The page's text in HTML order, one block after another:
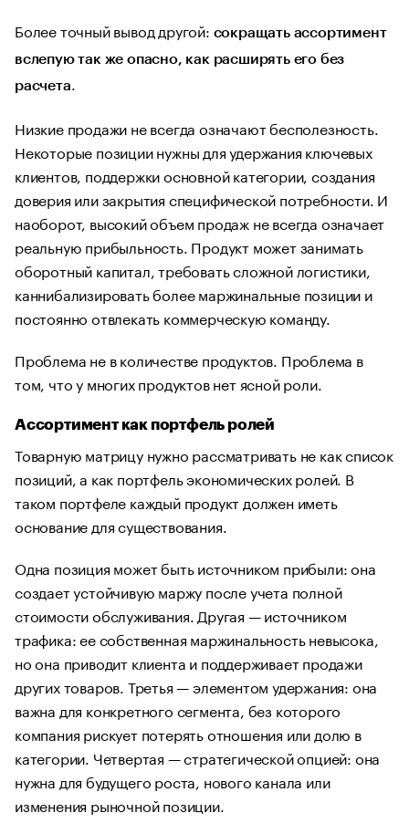
Более точный вывод другой: сокращать ассортимент
вслепую так же опасно, как расширять его без
расчета.
Низкие продажи не всегда означают бесполезность.
Некоторые позиции нужны для удержания ключевых
клиентов, поддержки основной категории, создания
доверия или закрытия специфической потребности. И
наоборот, высокий объем продаж не всегда означает
реальную прибыльность. Продукт может занимать
оборотный капитал, требовать сложной логистики,
каннибализировать более маржинальные позиции и
постоянно отвлекать коммерческую команду.
Проблема не в количестве продуктов. Проблема в
том, что у многих продуктов нет ясной роли.
Ассортимент как портфель ролей
Товарную матрицу нужно рассматривать не как список
позиций, а как портфель экономических ролей. В
таком портфеле каждый продукт должен иметь
основание для существования.
Одна позиция может быть источником прибыли: она
создает устойчивую маржу после учета полной
стоимости обслуживания. Другая — источником
трафика: ее собственная маржинальность невысока,
но она приводит клиента и поддерживает продажи
других товаров. Третья — элементом удержания: она
важна для конкретного сегмента, без которого
компания рискует потерять отношения или долю в
категории. Четвертая — стратегической опцией: она
нужна для будущего роста, нового канала или
изменения рыночной позиции.